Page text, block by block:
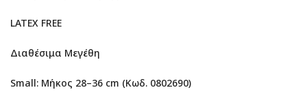
LATEX FREE
Διαθέσιμα Μεγέθη
Small: Μήκος 28–36 cm (Κωδ. 0802690)